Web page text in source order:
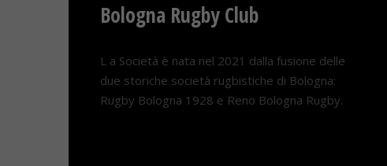
Bologna Rugby Club
L a Società è nata nel 2021 dalla fusione delle
due storiche società rugbistiche di Bologna:
Rugby Bologna 1928 e Reno Bologna Rugby.